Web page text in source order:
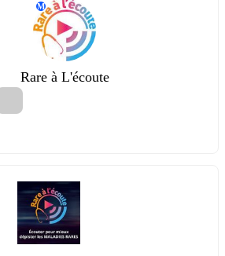
M
Rare à L'écoute